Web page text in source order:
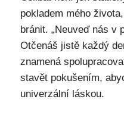
pokladem mého
bránit. „Neuveď nás v
Otčenáš jistě každý
znamená
stavět pokušením,
univerzální láskou.